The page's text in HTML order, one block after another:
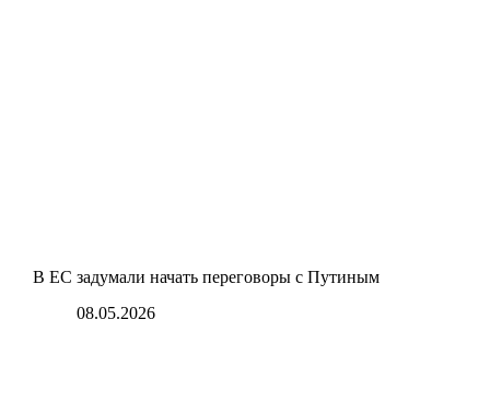
В ЕС задумали начать переговоры с Путиным
08.05.2026